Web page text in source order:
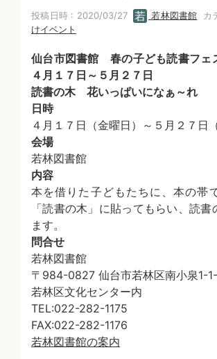
投稿日時 : 2020/03/27 若林図書館 カ
けイベント
仙台市図書館 春の子ども読書フェ
４月１７日～５月２７日
読書の木 花いっぱいになぁ～れ
日時
４月１７日（金曜日）～５月２７日
会場
若林図書館
内容
本を借りた子どもたちに、本の帯
「読書の木」に貼ってもらい、読
ます。
問合せ
若林図書館
〒984-0827 仙台市若林区南小泉1-
若林区文化センター内
TEL:022-282-1175
FAX:022-282-1176
若林図書館の案内